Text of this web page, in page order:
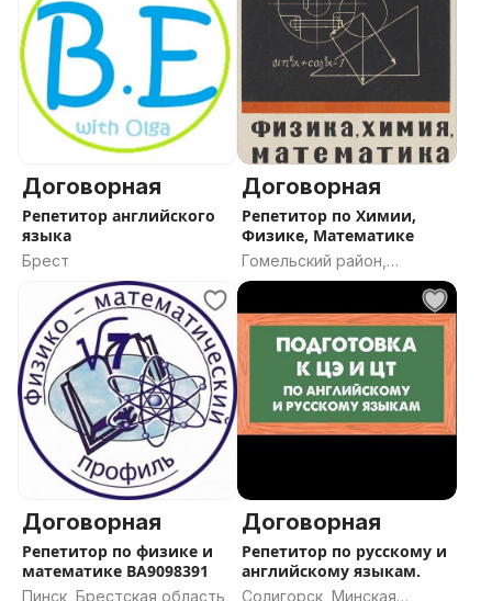
Договорная
Репетитор английского
языка
Брест
Договорная
Репетитор по Химии,
Физике, Математике
Гомельский район,
Гомельская область
Договорная
Репетитор по физике и
математике ВА9098391
Пинск, Брестская область
Договорная
Репетитор по русскому и
английскому языкам.
Солигорск, Минская